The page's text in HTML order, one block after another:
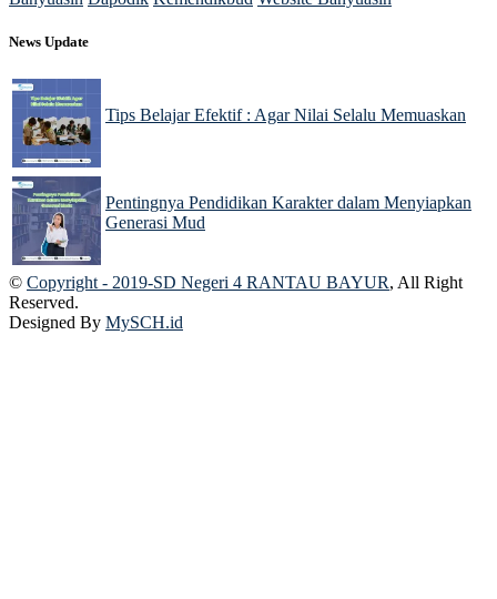
News Update
Tips Belajar Efektif : Agar Nilai Selalu Memuaskan
Pentingnya Pendidikan Karakter dalam Menyiapkan
Generasi Mud
© Copyright - 2019-SD Negeri 4 RANTAU BAYUR, All Right
Reserved.
Designed By MySCH.id